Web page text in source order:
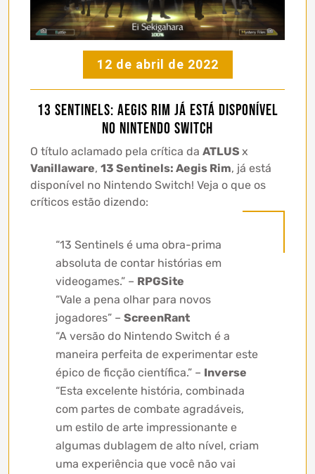
12 de abril de 2022
13 Sentinels: Aegis Rim já está disponível
no Nintendo Switch
O título aclamado pela crítica da ATLUS x
Vanillaware, 13 Sentinels: Aegis Rim, já está
disponível no Nintendo Switch! Veja o que os
críticos estão dizendo:
“13 Sentinels é uma obra-prima
absoluta de contar histórias em
videogames.” – RPGSite
“Vale a pena olhar para novos
jogadores” – ScreenRant
“A versão do Nintendo Switch é a
maneira perfeita de experimentar este
épico de ficção científica.” – Inverse
“Esta excelente história, combinada
com partes de combate agradáveis,
um estilo de arte impressionante e
algumas dublagem de alto nível, criam
uma experiência que você não vai